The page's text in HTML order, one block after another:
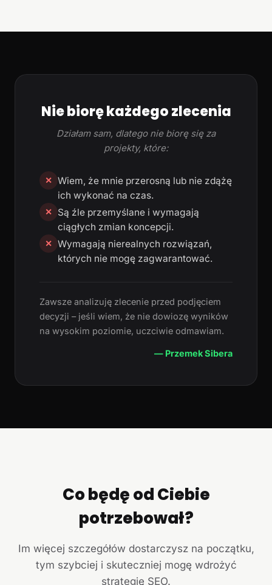
Nie biorę każdego zlecenia
Działam sam, dlatego nie biorę się za
projekty, które:
✕ Wiem, że mnie przerosną lub nie zdążę
ich wykonać na czas.
✕
Są źle przemyślane i wymagają
ciągłych zmian koncepcji.
✕ Wymagają nierealnych rozwiązań,
których nie mogę zagwarantować.
Zawsze analizuję zlecenie przed podjęciem
decyzji – jeśli wiem, że nie dowiozę wyników
na wysokim poziomie, uczciwie odmawiam.
— Przemek Sibera
Co będę od Ciebie
potrzebował?
Im więcej szczegółów dostarczysz na początku,
tym szybciej i skuteczniej mogę wdrożyć
strategię SEO.